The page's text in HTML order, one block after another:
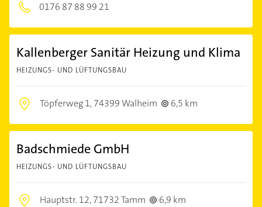
0176 87 88 99 21
Kallenberger Sanitär Heizung und Klima
HEIZUNGS- UND LÜFTUNGSBAU
Töpferweg 1,74399 Walheim 6,5 km
Badschmiede GmbH
HEIZUNGS- UND LÜFTUNGSBAU
Hauptstr. 12,71732 Tamm
6,9 km